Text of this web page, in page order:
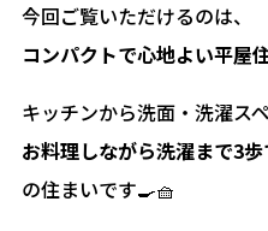
今回ご覧いただけるのは、
コンパクトで心地よい平屋住
キッチンから洗面・洗濯ス
お料理しながら洗濯まで3
の住まいです🍳🧺